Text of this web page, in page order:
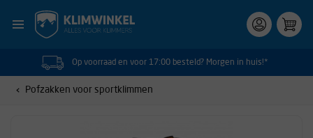
Op voorraad en voor 17:00 besteld? Morgen in huis!*
Pofzakken voor sportklimmen